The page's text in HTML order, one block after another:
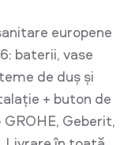
europene
baterii, vase
de duș și
+ buton de
Geberit,